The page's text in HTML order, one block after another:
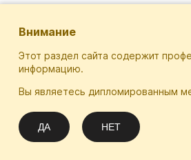
Внимание
Этот раздел сайта содержит
информацию.
Вы являетесь дипломированным
ДА НЕТ
Подписаться